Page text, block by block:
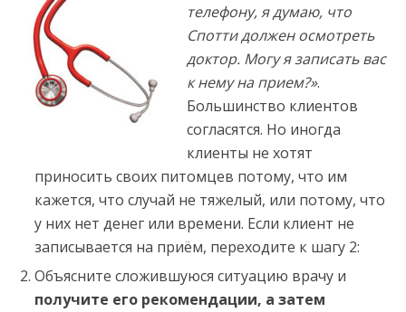
телефону, я думаю, что
Спотти должен осмотреть
доктор. Могу я записать вас
к нему на прием?».
Большинство клиентов
согласятся. Но иногда
клиенты не хотят
приносить своих питомцев потому, что им
кажется, что случай не тяжелый, или потому, что
у них нет денег или времени. Если клиент не
записывается на приём, переходите к шагу 2:
Объясните сложившуюся ситуацию врачу и
получите его рекомендации, а затем